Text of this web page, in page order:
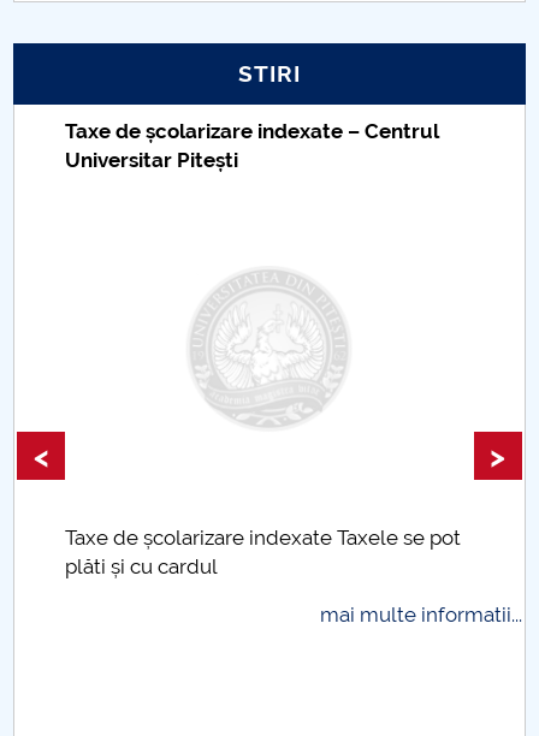
STIRI
Taxe de școlarizare indexate – Centrul
Universitar Pitești
Taxe de școlarizare indexate Taxele se pot
plăti și cu cardul
mai multe informatii...
< >